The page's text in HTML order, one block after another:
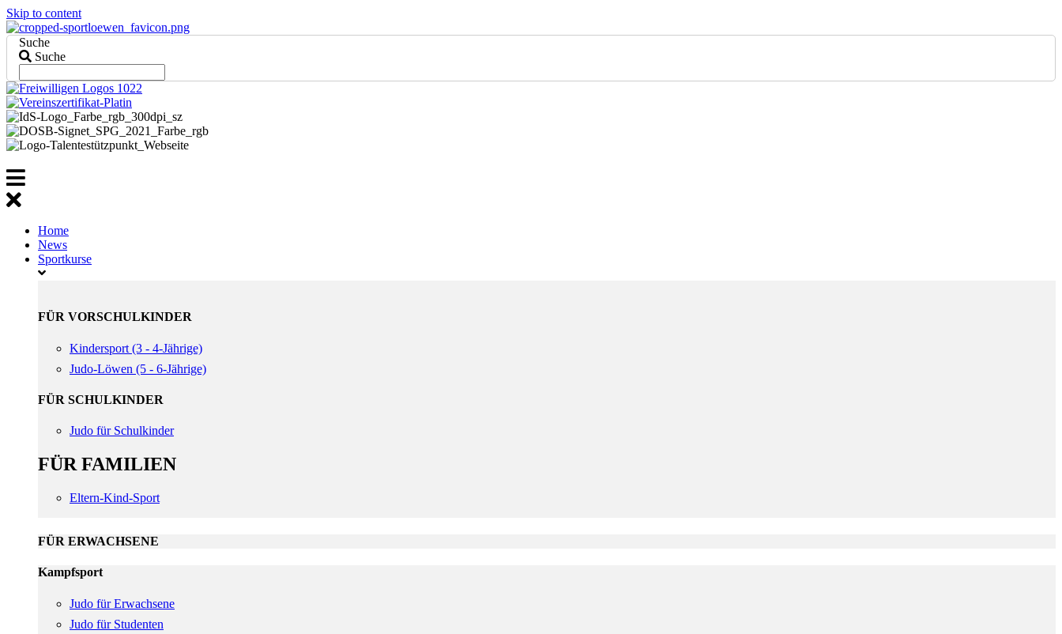
Skip to content
Suche
Suche
Home
News
Sportkurse
FÜR VORSCHULKINDER
Kindersport (3 - 4-Jährige)
Judo-Löwen (5 - 6-Jährige)
FÜR SCHULKINDER
Judo für Schulkinder
FÜR FAMILIEN
Eltern-Kind-Sport
FÜR ERWACHSENE
Kampfsport
Judo für Erwachsene
Judo für Studenten